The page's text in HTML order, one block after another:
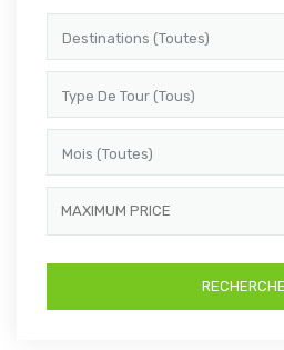
Destinations (toutes)
Type De Tour (tous)
Mois (toutes)